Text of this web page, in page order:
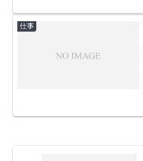
仕事